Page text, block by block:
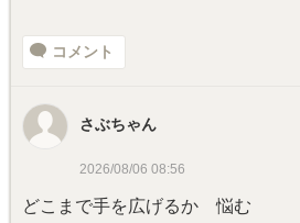
コメント
さぶちゃん
2026/08/06 08:56
どこまで手を広げるか 悩む